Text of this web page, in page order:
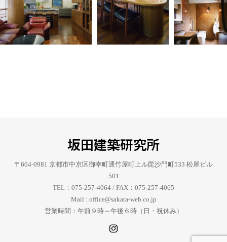
坂田建築研究所
〒604-0981 京都市中京区御幸町通竹屋町上ル毘沙門町533 松屋ビル
501
TEL：075-257-4064 / FAX：075-257-4065
Mail : office@sakata-web.co.jp
営業時間：午前９時～午後６時（日・祝休み）